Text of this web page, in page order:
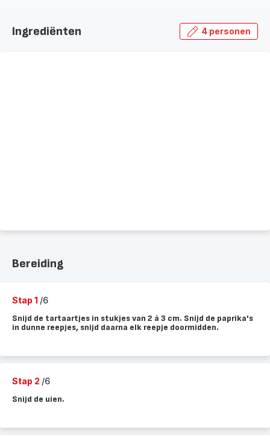
Ingrediënten 4 personen
Bereiding
Stap 1 /6
Snijd de tartaartjes in stukjes van 2 à 3 cm. Snijd de paprika's
in dunne reepjes, snijd daarna elk reepje doormidden.
Stap 2 /6
Snijd de uien.